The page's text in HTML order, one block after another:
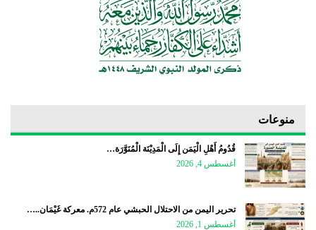
منوعات
قُدُومُ أَهْلِ الْيَمَن إِلَى الْمَدِيْنَة الْمُنَوَّرَة…
أغسطس 4, 2026
تحرير اليمن من الاحتلال الحبشي عام 572م. معركة غَيْمَان..…
أغسطس 1, 2026